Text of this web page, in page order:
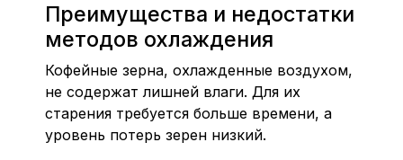
Преимущества и недостатки
методов охлаждения
Кофейные зерна, охлажденные воздухом,
не содержат лишней влаги. Для их
старения требуется больше времени, а
уровень потерь зерен низкий.